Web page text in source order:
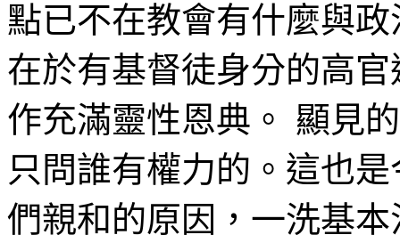
點已不在教會有什麼與
在於有基督徒身分的高
作充滿靈性恩典。 顯見
只問誰有權力的。這也
們親和的原因，一洗基